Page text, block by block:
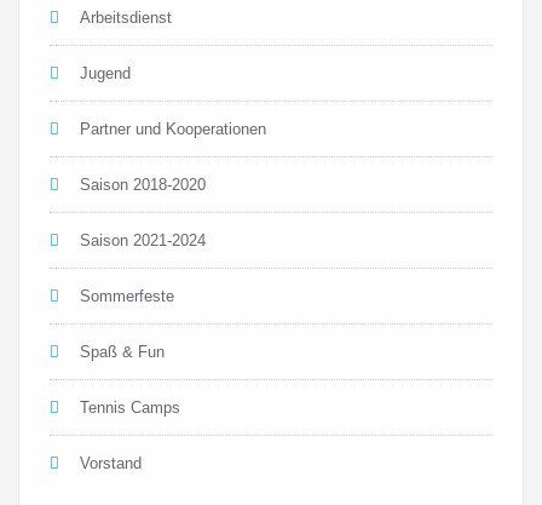
Arbeitsdienst
Jugend
Partner und Kooperationen
Saison 2018-2020
Saison 2021-2024
Sommerfeste
Spaß & Fun
Tennis Camps
Vorstand